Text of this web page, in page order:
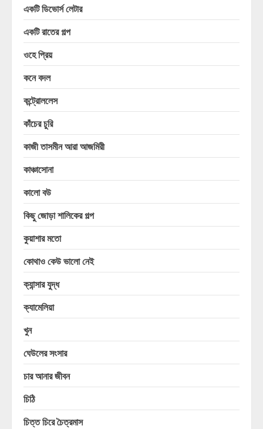
একটি ডিভোর্স লেটার
একটি রাতের গল্প
ওহে প্রিয়
কনে বদল
কন্ট্রোললেস
কাঁচের চুরি
কাজী তাসমীন আরা আজমিরী
কাঞ্চাসোনা
কালো বউ
কিছু জোড়া শালিকের গল্প
কুয়াশার মতো
কোথাও কেউ ভালো নেই
ক্যান্সার যুদ্ধ
ক্যামেলিয়া
খুন
ঘেউলের সংসার
চার আনার জীবন
চিঠি
চিত্ত চিরে চৈত্রমাস